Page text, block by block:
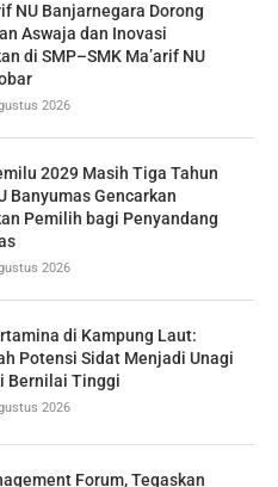
NU Banjarnegara Dorong
Aswaja dan Inovasi
di SMP–SMK Ma’arif NU
2026
2029 Masih Tiga Tahun
Banyumas Gencarkan
Pemilih bagi Penyandang
2026
di Kampung Laut:
Potensi Sidat Menjadi Unagi
Bernilai Tinggi
2026
Forum, Tegaskan